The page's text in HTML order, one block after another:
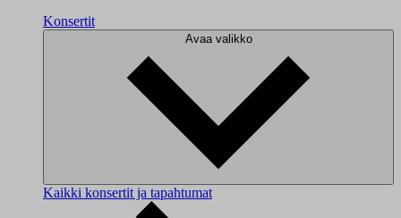
Konsertit
Avaa valikko
Kaikki konsertit ja tapahtumat